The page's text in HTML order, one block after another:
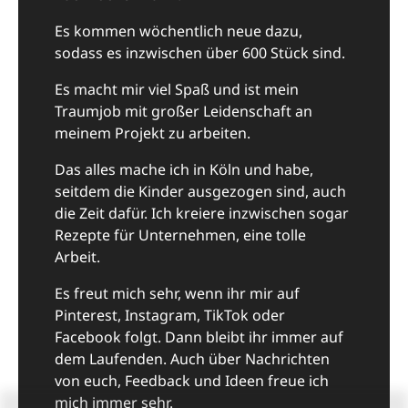
Es kommen wöchentlich neue dazu,
sodass es inzwischen über 600 Stück sind.
Es macht mir viel Spaß und ist mein
Traumjob mit großer Leidenschaft an
meinem Projekt zu arbeiten.
Das alles mache ich in Köln und habe,
seitdem die Kinder ausgezogen sind, auch
die Zeit dafür. Ich kreiere inzwischen sogar
Rezepte für Unternehmen, eine tolle
Arbeit.
Es freut mich sehr, wenn ihr mir auf
Pinterest, Instagram, TikTok oder
Facebook folgt. Dann bleibt ihr immer auf
dem Laufenden. Auch über Nachrichten
von euch, Feedback und Ideen freue ich
mich immer sehr.